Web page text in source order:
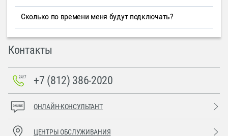
Сколько по времени меня будут подключать?
Контакты
+7 (812) 386-2020
ОНЛАЙН-КОНСУЛЬТАНТ
ЦЕНТРЫ ОБСЛУЖИВАНИЯ